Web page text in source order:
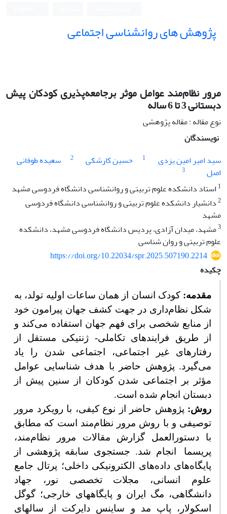
پژوهش های روانشناسی اجتماعی
مرور نظام‌مند عوامل موثر برجامعه‌پذیری کودکان پیش
دبستانی 3 تا 6 ساله
نوع مقاله : مقاله پژوهشی
نویسندگان
سید امیر امین یزدی
1 حسین کارشکی 2
سعیده طوفانی
اصل
3
1 استاد دانشکده علوم تربیتی و روانشناسی دانشگاه فردوسی مشهد
2دانشیار دانشکده علوم تربیتی و روانشناسی دانشگاه فردوسی
مشهد
3مشهد، میدان آزادی، پردیس دانشگاه فردوسی مشهد، دانشکده
علوم تربیتی و روان شناسی
https://doi.org/10.22034/spr.2025.507190.2214
چکیده
مقدمه: کودک انسان از همان ساعات اولیه تولد، به
شکل نظام‌داری در جهت کشف جهان پیرامون خود
از منابع شخصی برای فهم جهان استفاده می‌کند و
از طریق فرایندهای تکاملی- ژنتیکی مستقل از
رفتارهای غیر اجتماعی، اجتماعی شدن را یاد
می‌گیرد. پژوهش حاضر با هدف شناسایی عوامل
مؤثر بر اجتماعی شدن کودکان از سنین پیش از
دبستان انجام شده است.
روش: پژوهش حاضر از نوع کیفی، با رویکرد مرور
توصیفی و با روش مرور نظام‌مند است که مطابق
با دستورالعمل گزارش مقالات مرور نظام‌مند،
پریسما
انجام شد. جستجوی سابقه پژوهشی از
پایگاه‌های داده‌های الکترونیکی داخلی؛ پرتال جامع
علوم انسانی، مجلات تخصصی نور، جهاد
دانشگاهی، مگ ایران و پایگاههای خارجی؛ گوگل
اسکولار، پاپ مد و ساینس دایرکت از سالهای